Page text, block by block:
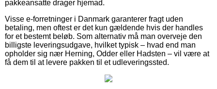
pakkeansatte drager hjemad.
Visse e-forretninger i Danmark garanterer fragt uden
betaling, men oftest er det kun gældende hvis der handles
for et bestemt beløb. Som alternativ må man overveje den
billigste leveringsudgave, hvilket typisk – hvad end man
opholder sig nær Herning, Odder eller Hadsten – vil være at
få dem til at levere pakken til et udleveringssted.